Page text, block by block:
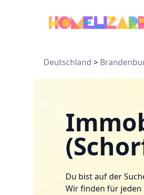
Deutschland >
Du bist auf der
Wir finden für jeden